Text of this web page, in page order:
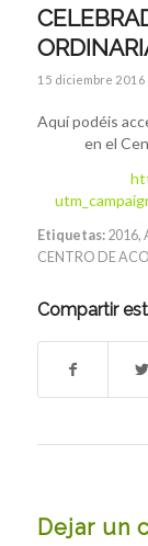
15 diciembre 2016
Aquí podéis
en el
Etiquetas: 2016,
CENTRO DE
Compartir
Dejar un